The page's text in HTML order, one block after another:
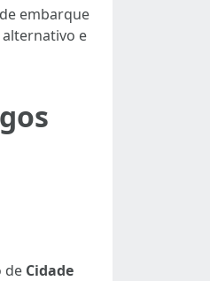
embarque
e
de Cidade